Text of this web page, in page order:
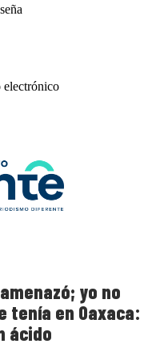
electrónico
yo no
tenía en Oaxaca:
ácido